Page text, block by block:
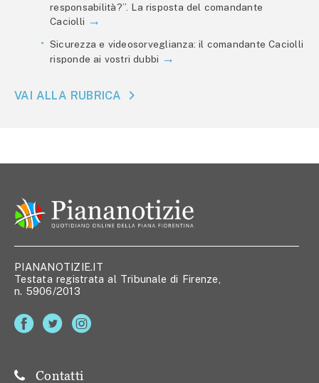
responsabilità?”. La risposta del comandante
Caciolli
Sicurezza e videosorveglianza: il comandante Caciolli
risponde ai vostri dubbi
VAI ALLA RUBRICA
PIANANOTIZIE.IT
Testata registrata al Tribunale di Firenze,
n. 5906/2013
Contatti